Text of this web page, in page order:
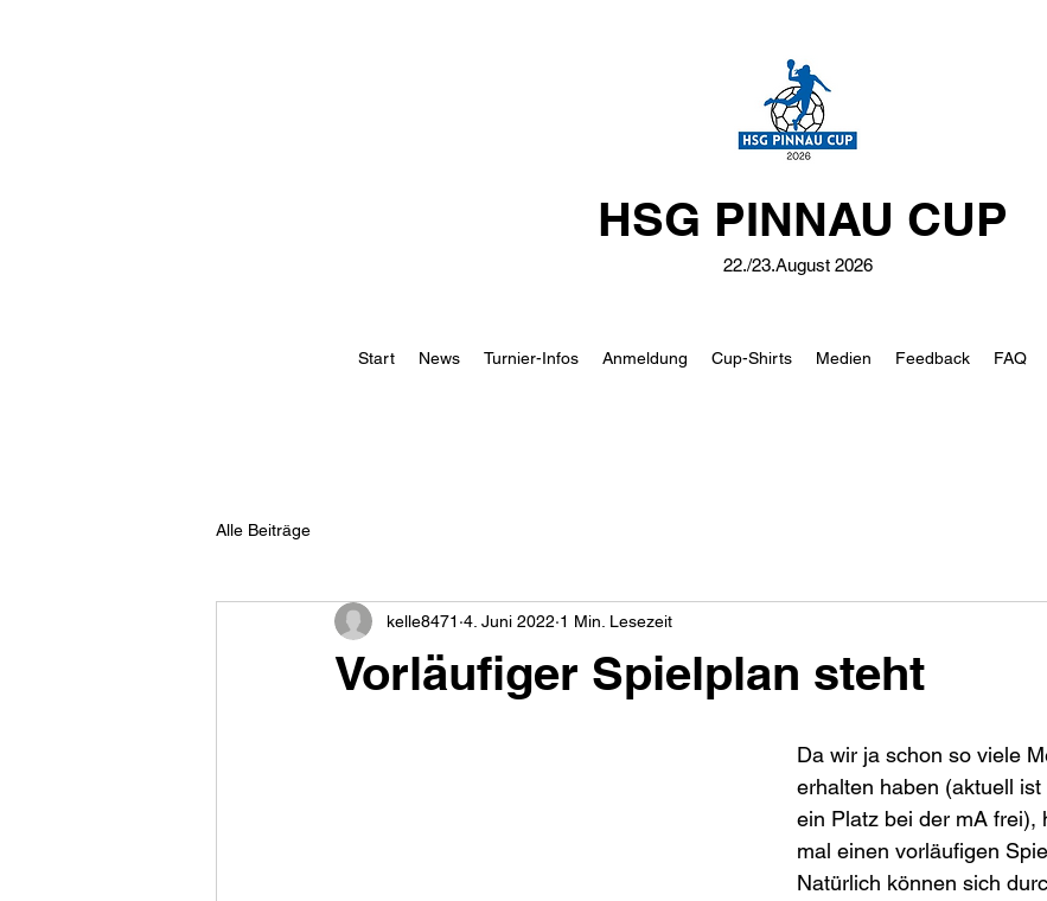
HSG PINNAU CUP
22./23.August 2026
Start News Turnier-Infos Anmeldung Cup-Shirts Medien Feedback FAQ
Alle Beiträge
Vorläufiger Spielplan steht
kelle8471 4. Juni 2022 1 Min. Lesezeit
Da wir ja schon so viele
erhalten haben (aktuell
ein Platz bei der mA frei),
mal einen vorläufigen
Natürlich können sich